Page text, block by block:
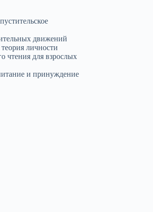
движений
личности
чтения для взрослых
и принуждение